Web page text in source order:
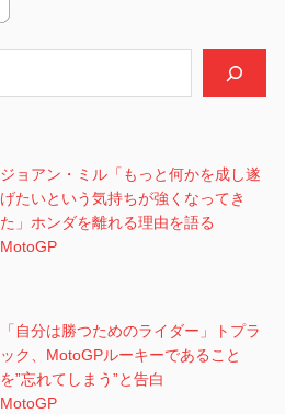
ジョアン・ミル「もっと何かを成し遂
げたいという気持ちが強くなってき
た」ホンダを離れる理由を語る
MotoGP
「自分は勝つためのライダー」トプラ
ック、MotoGPルーキーであること
を”忘れてしまう”と告白
MotoGP